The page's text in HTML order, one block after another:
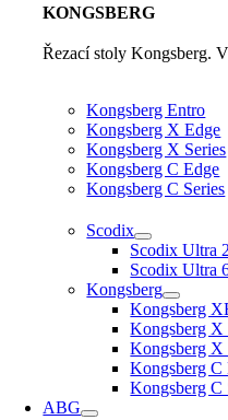
KONGSBERG
Řezací stoly Kongsberg.
Kongsberg Entro
Kongsberg X Edge
Kongsberg X Series
Kongsberg C Edge
Kongsberg C Series
Scodix
Scodix Ultra
Scodix Ultra
Kongsberg
Kongsberg
Kongsberg X
Kongsberg X
Kongsberg C
Kongsberg C
ABG